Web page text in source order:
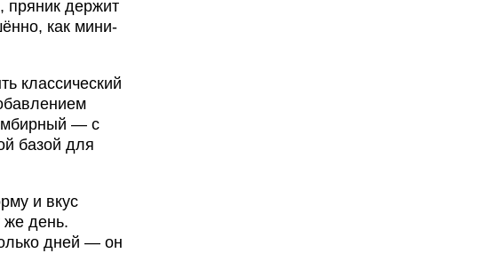
пряник держит
как мини-
классический
— с
базой для
и вкус
же день.
дней — он